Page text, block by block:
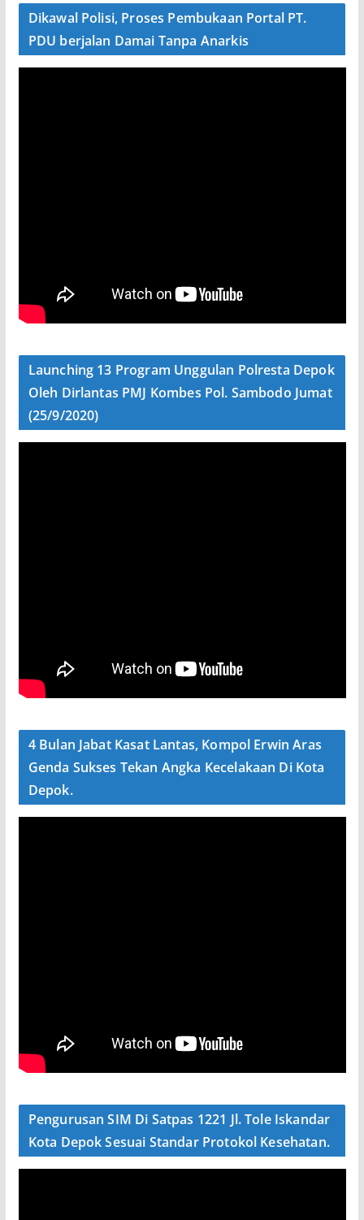
Dikawal Polisi, Proses Pembukaan Portal PT.
PDU berjalan Damai Tanpa Anarkis
Launching 13 Program Unggulan Polresta Depok
Oleh Dirlantas PMJ Kombes Pol. Sambodo Jumat
(25/9/2020)
4 Bulan Jabat Kasat Lantas, Kompol Erwin Aras
Genda Sukses Tekan Angka Kecelakaan Di Kota
Depok.
Pengurusan SIM Di Satpas 1221 Jl. Tole Iskandar
Kota Depok Sesuai Standar Protokol Kesehatan.